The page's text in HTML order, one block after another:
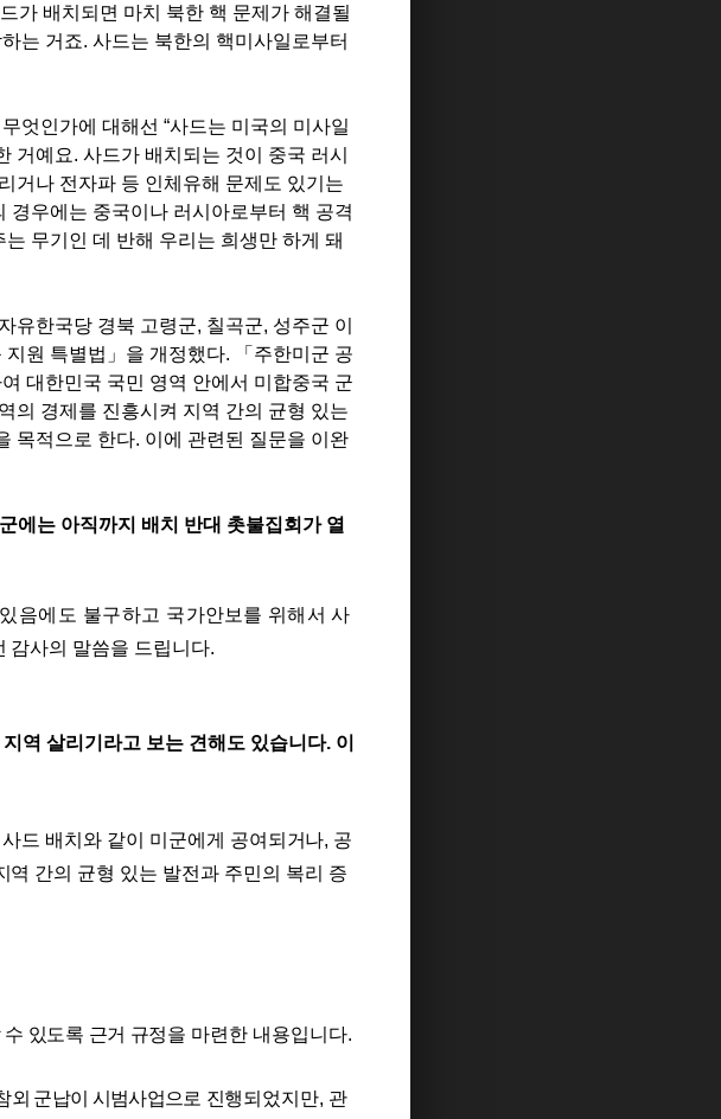
가 배치되면 마치 북한 핵 문제가 해결될
는 거죠. 사드는 북한의 핵미사일로부터
엇인가에 대해선 “사드는 미국의 미사일
거예요. 사드가 배치되는 것이 중국 러시
거나 전자파 등 인체유해 문제도 있기는
경우에는 중국이나 러시아로부터 핵 공격
무기인 데 반해 우리는 희생만 하게 돼
유한국당 경북 고령군, 칠곡군, 성주군 이
지원 특별법 」 을 개정했다. 「 주한미군 공
대한민국 국민 영역 안에서 미합중국 군
의 경제를 진흥시켜 지역 간의 균형 있는
목적으로 한다. 이에 관련된 질문을 이완
에는 아직까지 배치 반대 촛불집회가 열
음에도 불구하고 국가안보를 위해서사
감사의 말씀을 드립니다.
역 살리기라고 보는 견해도 있습니다. 이
드 배치와 같이 미군에게 공여되거나, 공
역 간의 균형 있는 발전과 주민의 복리 증
있도록 근거 규정을 마련한 내용입니다.
외 군납이 시범사업으로 진행되었지만, 관